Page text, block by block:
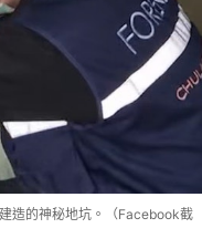
造的神秘地坑。（Facebook截